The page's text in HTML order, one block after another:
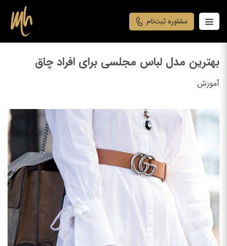
مشاوره ثبت‌نام
بهترین مدل لباس مجلسی برای افراد چاق
آموزش